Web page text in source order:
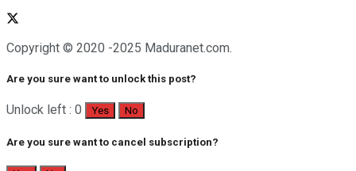
Copyright © 2020 -2025 Maduranet.com.
Are you sure want to unlock this post?
Unlock left : 0 Yes No
Are you sure want to cancel subscription?